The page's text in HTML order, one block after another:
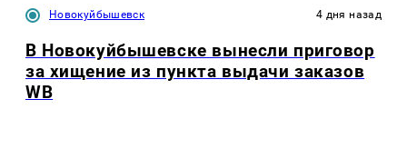
Новокуйбышевск 4 дня назад
В Новокуйбышевске вынесли приговор
за хищение из пункта выдачи заказов
WB